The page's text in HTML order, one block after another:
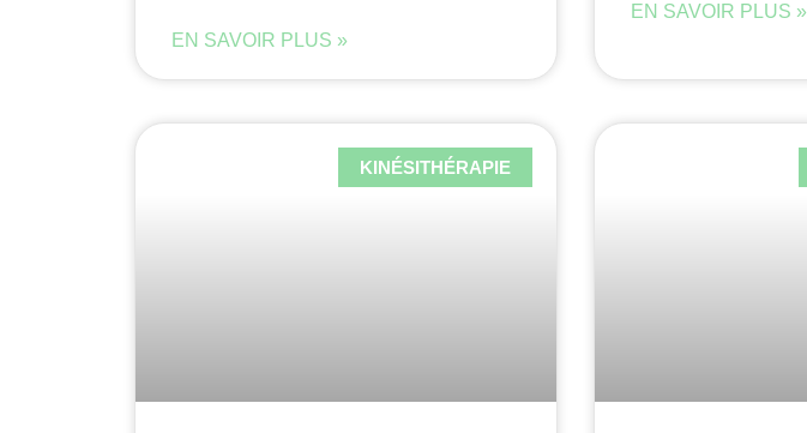
EN SAVOIR PLUS »
EN SAVOIR PLUS »
KINÉSITHÉRAPIE